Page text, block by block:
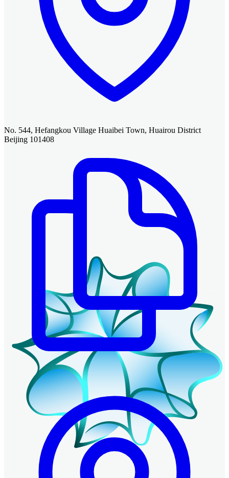
No. 544, Hefangkou Village Huaibei Town, Huairou District
Beijing 101408